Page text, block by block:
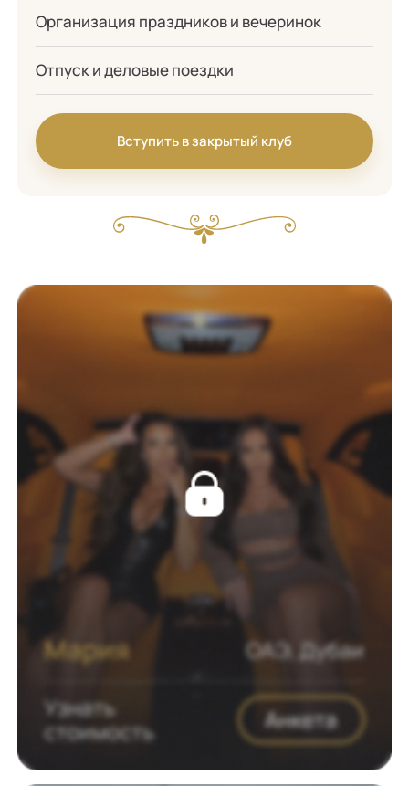
Организация праздников и вечеринок
Отпуск и деловые поездки
Вступить в закрытый клуб